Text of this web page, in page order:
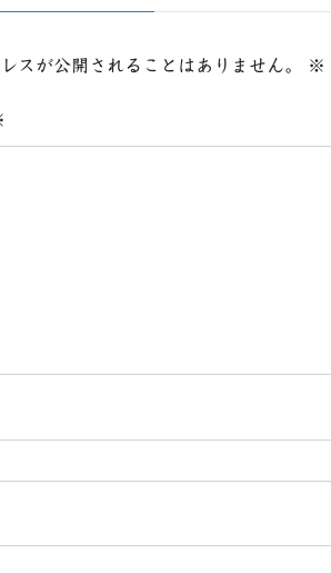
スが公開されることはありません。 ※